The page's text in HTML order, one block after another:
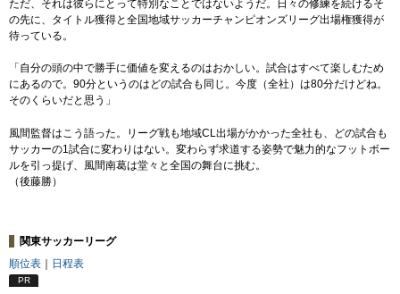
ただ、それは彼らにとって特別なことではないようだ。日々の修練を続けるそ
の先に、タイトル獲得と全国地域サッカーチャンピオンズリーグ出場権獲得が
待っている。
「自分の頭の中で勝手に価値を変えるのはおかしい。試合はすべて楽しむため
にあるので。90分というのはどの試合も同じ。今度（全社）は80分だけどね。
そのくらいだと思う」
風間監督はこう語った。リーグ戦も地域CL出場がかかった全社も、どの試合も
サッカーの1試合に変わりはない。変わらず求道する姿勢で魅力的なフットボー
ルを引っ提げ、風間南葛は堂々と全国の舞台に挑む。
（後藤勝）
関東サッカーリーグ
順位表
日程表
PR